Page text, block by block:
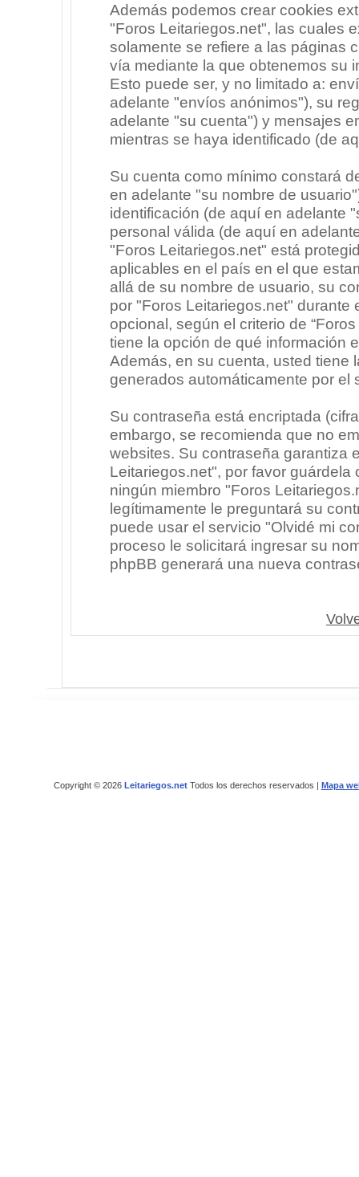
Además podemos crear cookies
"Foros Leitariegos.net", las cuales
solamente se refiere a las páginas
vía mediante la que obtenemos su
Esto puede ser, y no limitado a:
adelante "envíos anónimos"), su
adelante "su cuenta") y mensajes
mientras se haya identificado (de
Su cuenta como mínimo constará
en adelante "su nombre de
identificación (de aquí en adelante
personal válida (de aquí en
"Foros Leitariegos.net" está
aplicables en el país en el que
allá de su nombre de usuario, su
por "Foros Leitariegos.net" durante
opcional, según el criterio de
tiene la opción de qué información
Además, en su cuenta, usted tiene
generados automáticamente por el
Su contraseña está encriptada
embargo, se recomienda que no
websites. Su contraseña garantiza
Leitariegos.net", por favor
ningún miembro "Foros
legítimamente le preguntará su
puede usar el servicio "Olvidé mi
proceso le solicitará ingresar su
phpBB generará una nueva
Copyright © 2026 Leitariegos.netTodos los derechos reservados | Mapa